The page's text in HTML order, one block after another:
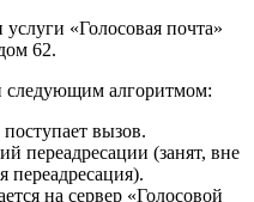
«Голосовая почта»
62.
следующим алгоритмом:
вызов.
переадресации (занят, вне
переадресация).
на сервер «Голосовой